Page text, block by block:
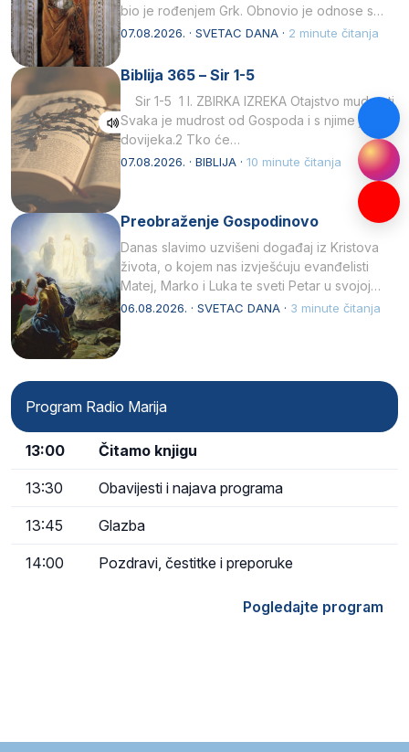
bio je rođenjem Grk. Obnovio je odnose s
afričkim…
07.08.2026. · SVETAC DANA · 2 minute čitanja
Biblija 365 – Sir 1-5
Sir 1-5 1 I. ZBIRKA IZREKA Otajstvo mudrosti
Svaka je mudrost od Gospoda i s njime je
dovijeka.2 Tko će…
07.08.2026. · BIBLIJA · 10 minute čitanja
Preobraženje Gospodinovo
Danas slavimo uzvišeni događaj iz Kristova
života, o kojem nas izvješćuju evanđelisti
Matej, Marko i Luka te sveti Petar u svojoj
drugoj…
06.08.2026. · SVETAC DANA · 3 minute čitanja
Program Radio Marija
13:00 Čitamo knjigu
13:30 Obavijesti i najava programa
13:45 Glazba
14:00 Pozdravi, čestitke i preporuke
Pogledajte program